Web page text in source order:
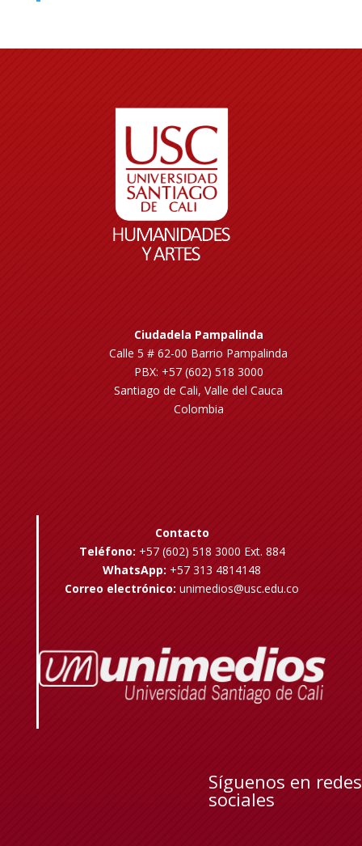
Ciudadela Pampalinda
Calle 5 # 62-00 Barrio Pampalinda
PBX: +57 (602) 518 3000
Santiago de Cali, Valle del Cauca
Colombia
Contacto
Teléfono: +57 (602) 518 3000 Ext. 884
WhatsApp: +57 313 4814148
Correo electrónico: unimedios@usc.edu.co
Síguenos en redes
sociales